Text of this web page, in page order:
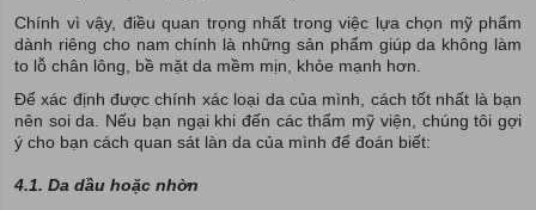
Chính vì vậy, điều quan trọng nhất trong việc lựa chọn mỹ phẩm
dành riêng cho nam chính là những sản phẩm giúp da không làm
to lỗ chân lông, bề mặt da mềm mịn, khỏe mạnh hơn.
Để xác định được chính xác loại da của mình, cách tốt nhất là bạn
nên soi da. Nếu bạn ngại khi đến các thẩm mỹ viện, chúng tôi gợi
ý cho bạn cách quan sát làn da của mình để đoán biết:
4.1. Da dầu hoặc nhờn